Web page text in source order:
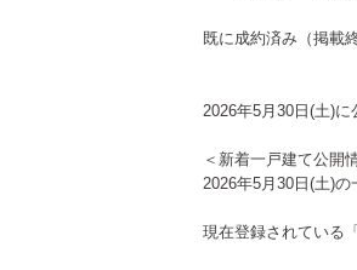
既に成約済み（掲載
2026年5月30日(土)に
＜新着一戸建
2026年5月30日(土)の
現在登録されている